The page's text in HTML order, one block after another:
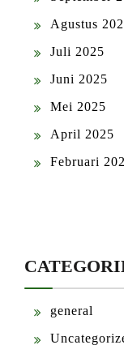
Agustus
Juli 2025
Juni 2025
Mei 2025
April 2025
Februari
general